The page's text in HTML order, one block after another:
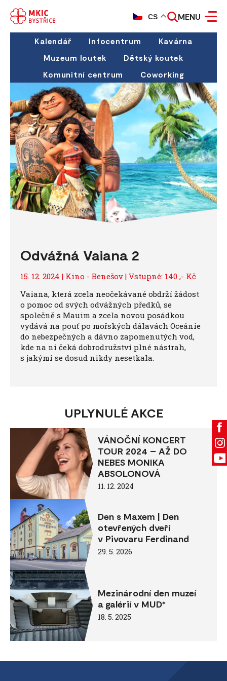
CS MENU
Kalendář Infocentrum
Kavárna
Muzeum loutek
Dětský koutek
Komunitní centrum
Coworking
Odvážná Vaiana 2
15. 12. 2024 | Kino - Benešov | Vstupné: 140 ,- Kč
Vaiana, která zcela neočekávané obdrží žádost
o pomoc od svých odvážných předků, se
společně s Mauim a zcela novou posádkou
vydává na pouť po mořských dálavách Oceánie
do nebezpečných a dávno zapomenutých vod,
kde na ni čeká dobrodružství plné nástrah,
s jakými se dosud nikdy nesetkala.
UPLYNULÉ AKCE
VÁNOČNÍ KONCERT
TOUR 2024 – AŽ DO
NEBES MONIKA
ABSOLONOVÁ
11. 12. 2024
Den s Maxem | Den
otevřených dveří
v Pivovaru Ferdinand
29. 5. 2026
Mezinárodní den muzeí
a galérií v MUD*
18. 5. 2025